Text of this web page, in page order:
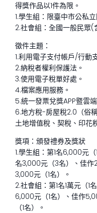
得獎作品以1件為限。
1.學生組：限臺中市公私
2.社會組：全國一般民眾(
徵件主題：
1.利用電子支付帳戶/行動
2.納稅者權利保護法。
3.使用電子稅單好處。
4.檔案應用服務。
5.統一發票兌獎APP暨雲
6.地方稅-房屋稅2.0（俗
土地增值稅、契稅、印花
獎項：頒發禮券及獎狀
1.學生組：第1名6,000元
名3,000元（3名）、佳
3,000元（1名）。
2.社會組：第1名1萬元（1
6,000元（1名）、佳作
（1名）。